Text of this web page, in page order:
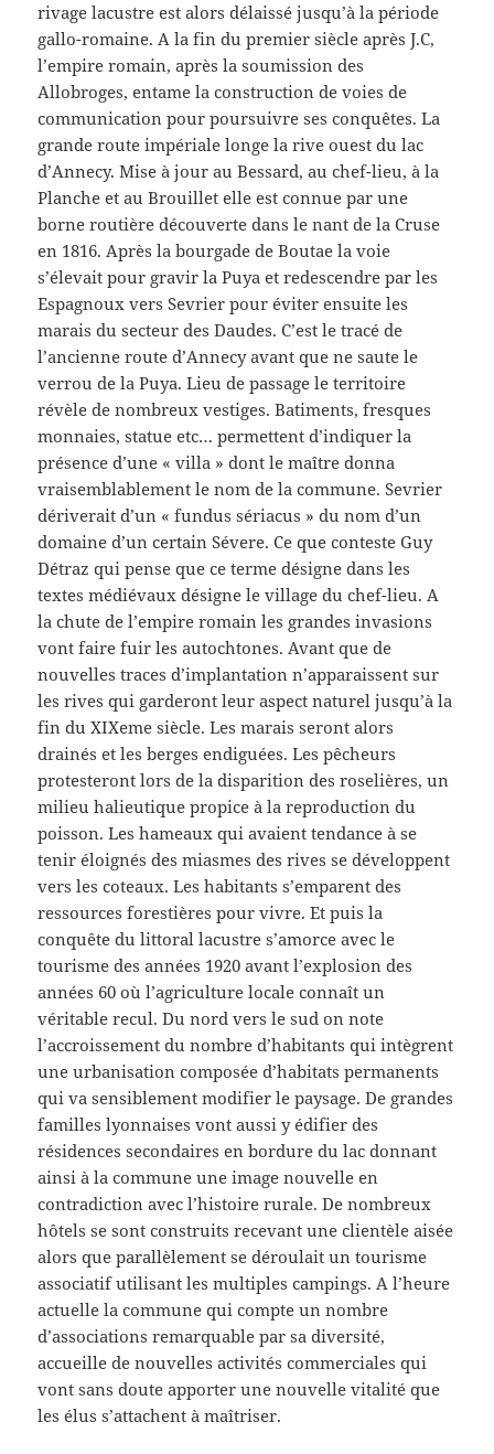
rivage lacustre est alors délaissé jusqu’à la période
gallo-romaine. A la fin du premier siècle après J.C,
l’empire romain, après la soumission des
Allobroges, entame la construction de voies de
communication pour poursuivre ses conquêtes. La
grande route impériale longe la rive ouest du lac
d’Annecy. Mise à jour au Bessard, au chef-lieu, à la
Planche et au Brouillet elle est connue par une
borne routière découverte dans le nant de la Cruse
en 1816. Après la bourgade de Boutae la voie
s’élevait pour gravir la Puya et redescendre par les
Espagnoux vers Sevrier pour éviter ensuite les
marais du secteur des Daudes. C’est le tracé de
l’ancienne route d’Annecy avant que ne saute le
verrou de la Puya. Lieu de passage le territoire
révèle de nombreux vestiges. Batiments, fresques
monnaies, statue etc… permettent d’indiquer la
présence d’une « villa » dont le maître donna
vraisemblablement le nom de la commune. Sevrier
dériverait d’un « fundus sériacus » du nom d’un
domaine d’un certain Sévere. Ce que conteste Guy
Détraz qui pense que ce terme désigne dans les
textes médiévaux désigne le village du chef-lieu. A
la chute de l’empire romain les grandes invasions
vont faire fuir les autochtones. Avant que de
nouvelles traces d’implantation n’apparaissent sur
les rives qui garderont leur aspect naturel jusqu’à la
fin du XIXeme siècle. Les marais seront alors
drainés et les berges endiguées. Les pêcheurs
protesteront lors de la disparition des roselières, un
milieu halieutique propice à la reproduction du
poisson. Les hameaux qui avaient tendance à se
tenir éloignés des miasmes des rives se développent
vers les coteaux. Les habitants s’emparent des
ressources forestières pour vivre. Et puis la
conquête du littoral lacustre s’amorce avec le
tourisme des années 1920 avant l’explosion des
années 60 où l’agriculture locale connaît un
véritable recul. Du nord vers le sud on note
l’accroissement du nombre d’habitants qui intègrent
une urbanisation composée d’habitats permanents
qui va sensiblement modifier le paysage. De grandes
familles lyonnaises vont aussi y édifier des
résidences secondaires en bordure du lac donnant
ainsi à la commune une image nouvelle en
contradiction avec l’histoire rurale. De nombreux
hôtels se sont construits recevant une clientèle aisée
alors que parallèlement se déroulait un tourisme
associatif utilisant les multiples campings. A l’heure
actuelle la commune qui compte un nombre
d’associations remarquable par sa diversité,
accueille de nouvelles activités commerciales qui
vont sans doute apporter une nouvelle vitalité que
les élus s’attachent à maîtriser.